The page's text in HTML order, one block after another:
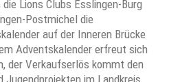
Lions Clubs Esslingen-Burg
Postmichel die
auf der Inneren Brücke
Adventskalender erfreut sich
der Verkaufserlös kommt den
Jugendprojekten im Landkreis